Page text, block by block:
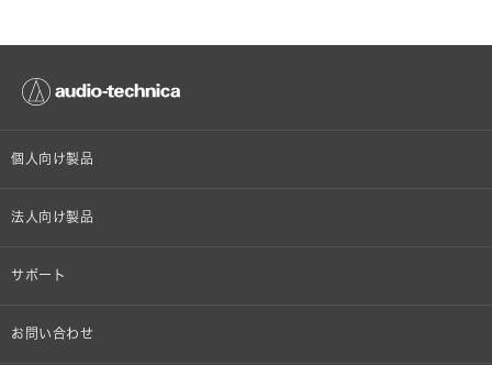
個人向け製品
オンラインストア限定
法人向け製品
設備音響機器
サポート
個人向け製品サポート
お問い合わせ